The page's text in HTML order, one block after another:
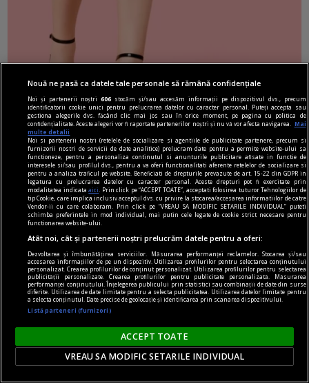
sandale
Cum să îți alegi sandalele pentru ținutele din
această vară? 7 recomandări
Vara îți schimbă ritmul și garderoba. Rochiile
devin mai lejere, pantalonii mai subțiri, iar
încălțămintea trebuie să țină pasul cu
temperaturile ridicate și cu planurile tale
spontane. O pereche bine aleasă de sandale îți
susține ținuta, dar și confortul zilnic – fie că
mergi la birou...
Nouă ne pasă ca datele tale personale să rămână confidențiale
Noi și partenerii noștri606 stocăm și/sau accesăm informații pe dispozitivul dvs., precum
identificatorii cookie unici pentru prelucrarea datelor cu caracter personal. Puteți accepta sau
gestiona alegerile dvs. făcând clic mai jos sau în orice moment, pe pagina cu politica de
confidențialitate. Aceste alegeri vor fi raportate partenerilor noștri și nu vă vor afecta navigarea.
Mai
multe detalii
Noi si partenerii nostri (retelele de socializare si agentiile de publicitate partenere, precum si
furnizorii nostri de servicii de date analitice) prelucram date pentru a permite website-ului sa
functioneze, pentru a personaliza continutul si anunturile publicitare afisate in functie de
interesele si/sau profilul dvs., pentru a va oferi functionalitati aferente retelelor de socializare si
pentru a analiza traficul pe website. Beneficiati de drepturile prevazute de art. 15-22 din GDPR in
legatura cu prelucrarea datelor cu caracter personal. Aceste drepturi pot fi exercitate prin
modalitatea indicataaici
. Prin click pe “ACCEPT TOATE”, acceptati folosirea tuturor Tehnologiilor de
tip Cookie, care implica inclusiv acceptul dvs. cu privire la stocarea/accesarea informatiilor de catre
Vendor-ii cu care colaboram. Prin click pe “VREAU SA MODIFIC SETARILE INDIVIDUAL” puteti
schimba preferintele in mod individual, mai putin cele legate de cookie strict necesare pentru
functionarea website-ului.
Atât noi, cât și partenerii noștri prelucrăm datele pentru a oferi:
Dezvoltarea și îmbunătățirea serviciilor. Măsurarea performanței reclamelor. Stocarea și/sau
accesarea informațiilor de pe un dispozitiv. Utilizarea profilurilor pentru selectarea conținutului
personalizat. Crearea profilurilor de conținut personalizat. Utilizarea profilurilor pentru selectarea
publicității personalizate. Crearea profilurilor pentru publicitate personalizată. Măsurarea
performanței conținutului. Înțelegerea publicului prin statistici sau combinații de date din surse
diferite. Utilizarea de date limitate pentru a selecta publicitatea. Utilizarea datelor limitate pentru
a selecta conținutul. Date precise de geolocație și identificarea prin scanarea dispozitivului.
Listă parteneri (furnizori)
ACCEPT TOATE
VREAU SA MODIFIC SETARILE INDIVIDUAL